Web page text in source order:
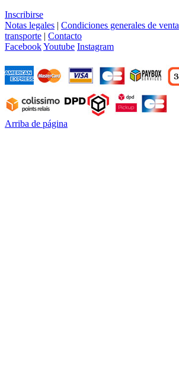
Inscribirse
Notas legales | Condiciones generales de venta
transporte | Contacto
FacebookYoutube Instagram
Arriba de página